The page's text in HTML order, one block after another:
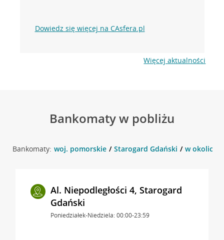
Dowiedz się więcej na CAsfera.pl
Więcej aktualności
Bankomaty w pobliżu
Bankomaty: woj. pomorskie Starogard Gdański w okolicy
Al. Niepodległości 4, Starogard
Gdański
Poniedziałek-Niedziela: 00:00-23:59